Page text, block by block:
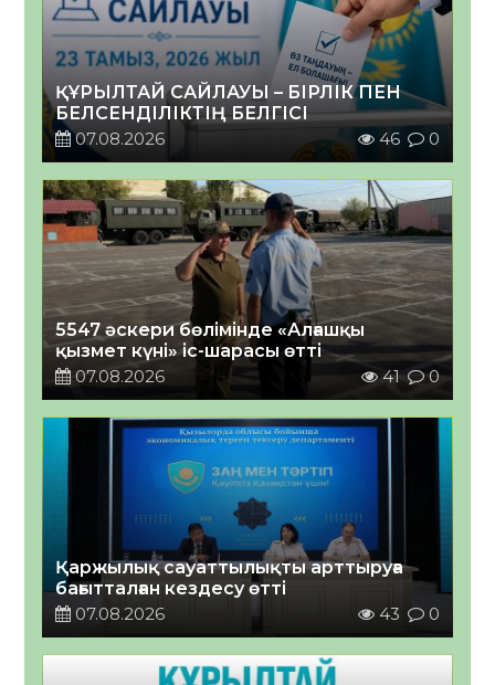
ҚҰРЫЛТАЙ САЙЛАУЫ – БІРЛІК ПЕН
БЕЛСЕНДІЛІКТІҢ БЕЛГІСІ
07.08.2026
46 0
5547 әскери бөлімінде «Алғашқы
қызмет күні» іс-шарасы өтті
07.08.2026
41 0
Қаржылық сауаттылықты арттыруға
бағытталған кездесу өтті
07.08.2026
43 0